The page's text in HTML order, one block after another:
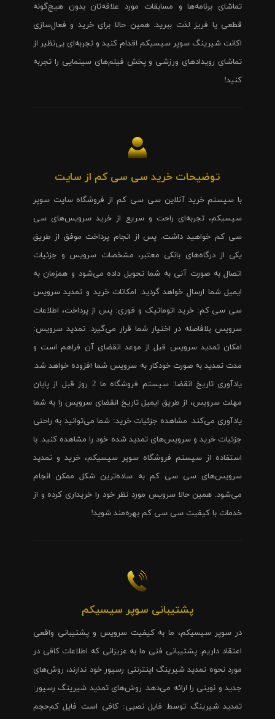
تماشای برنامه‌ها و مسابقات مورد علاقه‌تان بدون هیچ‌گونه
قطعی یا فریز لذت ببرید. همین حالا برای خرید و فعال‌سازی
اکانت شیرینگ سوپر سیسیکم اقدام کنید و تجربه‌ای بی‌نظیر از
تماشای رویدادهای ورزشی و پخش فیلم‌های سینمایی را تجربه
کنید!
توضیحات خرید سی سی کم از سایت
با سیستم خرید آنلاین سی سی کم از فروشگاه سایت سوپر
سیسیکم، تجربه‌ای راحت و سریع از خرید سرویس‌های سی
سی کم خواهید داشت. پس از انجام پرداخت موفق از طریق
یکی از درگاه‌های بانکی معتبر، مشخصات سرویس و جزئیات
اتصال به صورت آنی به شما تحویل داده می‌شود و همزمان به
ایمیل شما ارسال خواهد گردید. امکانات خرید و تمدید سرویس
سی سی کم: خرید اتوماتیک و فوری: پس از پرداخت، اطلاعات
سرویس بلافاصله در اختیار شما قرار می‌گیرد. تمدید سرویس:
امکان تمدید سرویس قبل از موعد انقضای آن فراهم است و
مدت تمدید به صورت خودکار به سرویس شما افزوده خواهد شد.
یادآوری تاریخ انقضا: سیستم فروشگاه ما 2 روز قبل از پایان
مهلت سرویس، از طریق ایمیل تاریخ انقضای سرویس را به شما
یادآوری می‌کند. مشاهده جزئیات خرید: شما می‌توانید به راحتی
جزئیات خرید و سرویس‌های تمدید شده خود را مشاهده کنید. با
استفاده از سیستم فروشگاه سوپر سیسیکم، خرید و تمدید
سرویس‌های سی سی کم به ساده‌ترین شکل ممکن انجام
می‌شود. همین حالا سرویس مورد نظر خود را خریداری کرده و از
خدمات با کیفیت سی سی کم بهره‌مند شوید!
پشتیبانی سوپر سیسیکم
در سوپر سیسیکم، ما به کیفیت سرویس و پشتیبانی واقعی
اعتقاد داریم. پشتیبانی فنی ما به عزیزانی که اطلاعات کافی در
مورد نحوه تمدید شیرینگ اینترنتی رسیور خود ندارند، روش‌های
جدید و نوینی را ارائه می‌دهد. روش‌های تمدید شیرینگ رسیور:
تمدید شیرینگ توسط فایل نصبی: کافی است فایل کم‌حجم